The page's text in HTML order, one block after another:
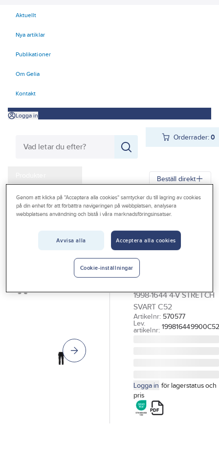
Aktuellt
Nya artiklar
Publikationer
Om Gelia
Kontakt
Logga in
Orderrader:0
Outlet
Beställ direkt
Gelia Produkter Personligt skydd Kläder Byxor Byxor
BLÅKLÄDER
Midjebyxa
Blåkläder 1998-
1998-1644 4-V STRETCH
SVART C52
Artikelnr: 570577
Lev.
artikelnr:
Logga in för lagerstatus och
pris
Genom att klicka på "Acceptera alla cookies" samtycker du till lagring av cookies
på din enhet för att förbättra navigeringen på webbplatsen, analysera
webbplatsens användning och bistå i våra marknadsföringsinsatser.
Avvisa alla Acceptera alla cookies
Cookie-inställningar